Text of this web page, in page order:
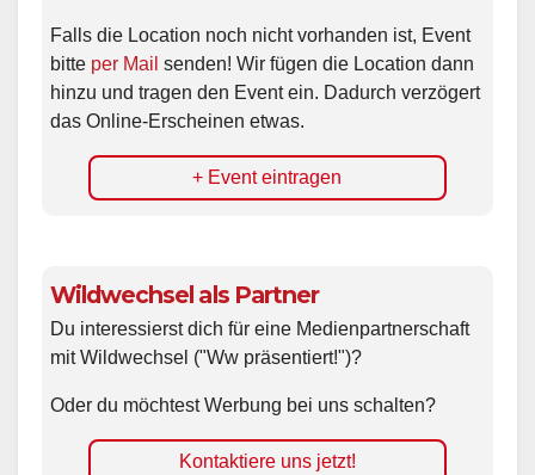
Falls die Location noch nicht vorhanden ist, Event
bitte per Mail senden! Wir fügen die Location dann
hinzu und tragen den Event ein. Dadurch verzögert
das Online-Erscheinen etwas.
+ Event eintragen
Wildwechsel als Partner
Du interessierst dich für eine Medienpartnerschaft
mit Wildwechsel ("Ww präsentiert!")?
Oder du möchtest Werbung bei uns schalten?
Kontaktiere uns jetzt!